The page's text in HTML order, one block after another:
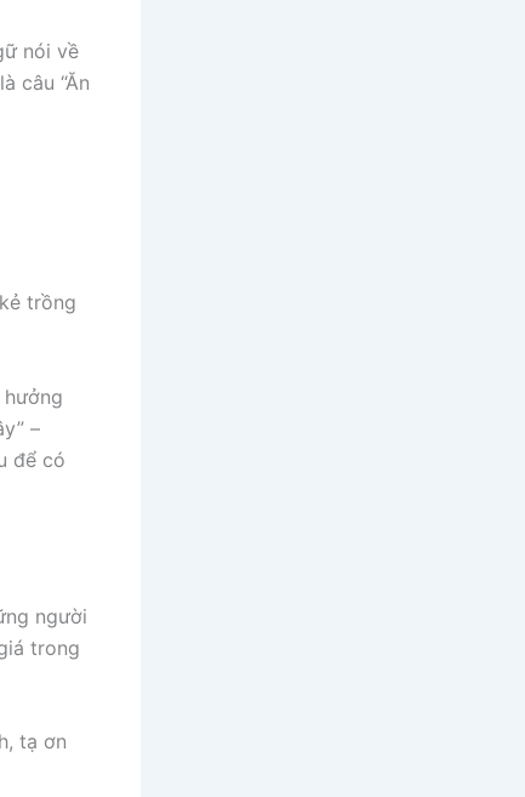
nói về
câu “Ăn
trồng
hưởng
–
để có
người
trong
tạ ơn